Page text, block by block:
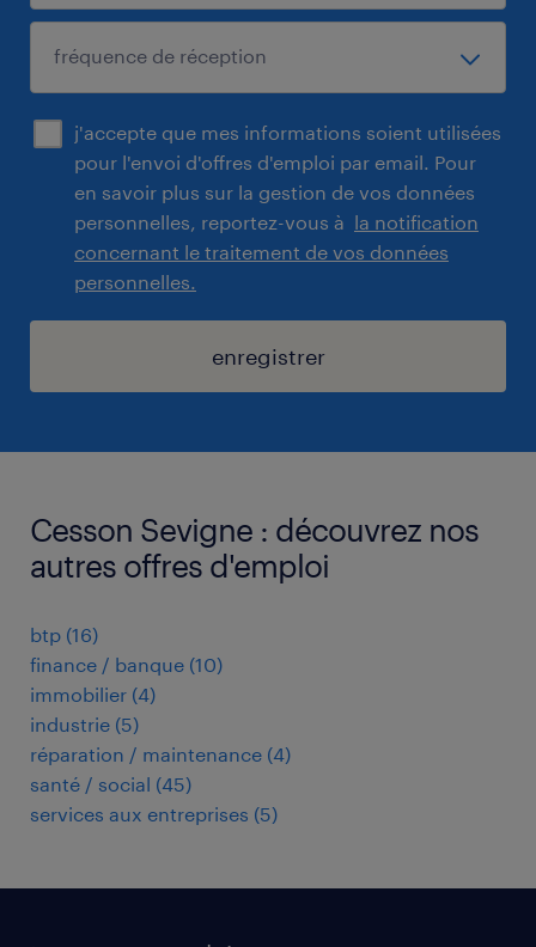
j'accepte que mes informations soient utilisées
pour l'envoi d'offres d'emploi par email. Pour
en savoir plus sur la gestion de vos données
personnelles, reportez-vous à la notification
concernant le traitement de vos données
personnelles.
enregistrer
Cesson Sevigne : découvrez nos
autres offres d'emploi
btp (16)
finance / banque (10)
immobilier (4)
industrie (5)
réparation / maintenance (4)
santé / social (45)
services aux entreprises (5)